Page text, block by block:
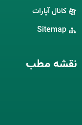
کانال آپارات
Sitemap
نقشه مطب